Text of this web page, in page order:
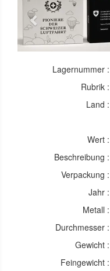
Previous
Lagernummer :
Rubrik :
Land :
Wert :
Beschreibung :
Verpackung :
Jahr :
Metall :
Durchmesser :
Gewicht :
Feingewicht :